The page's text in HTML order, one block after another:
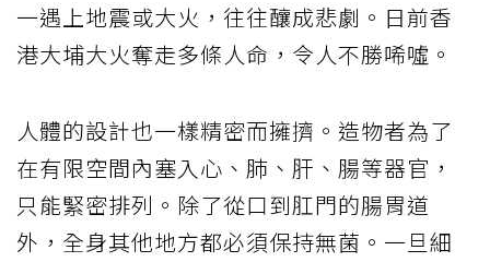
一遇上地震或大火，往往釀成悲劇。日前香
港大埔大火奪走多條人命，令人不勝唏噓。
人體的設計也一樣精密而擁擠。造物者為了
在有限空間內塞入心、肺、肝、腸等器官，
只能緊密排列。除了從口到肛門的腸胃道
外，全身其他地方都必須保持無菌。一旦細